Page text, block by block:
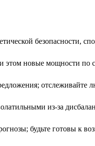
безопасности,
этом новые мощности
отслеживайте
из-за
будьте готовы к